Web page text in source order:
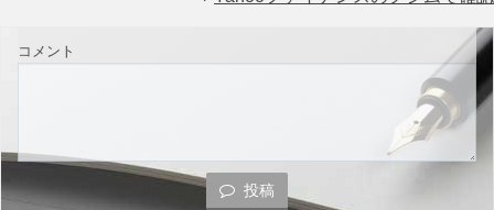
コメント
投稿